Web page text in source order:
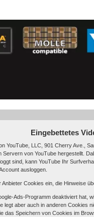
Eingebettetes
YouTube, LLC, 901 Cherry Ave.,
Servern von YouTube hergestellt.
sind, kann YouTube Ihr
ausloggen.
Cookies ein, die Hinweise
Ads-Programm deaktiviert hat,
legt aber auch in anderen Cookies
das Speichern von Cookies im